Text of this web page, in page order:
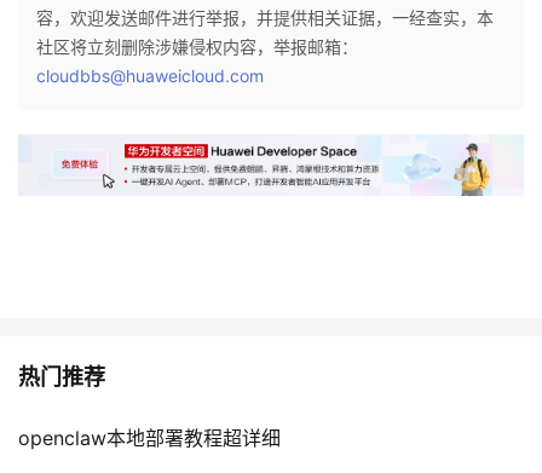
容，欢迎发送邮件进行举报，并提供相关证据，一经查实，本
社区将立刻删除涉嫌侵权内容，举报邮箱：
cloudbbs@huaweicloud.com
热门推荐
openclaw本地部署教程超详细